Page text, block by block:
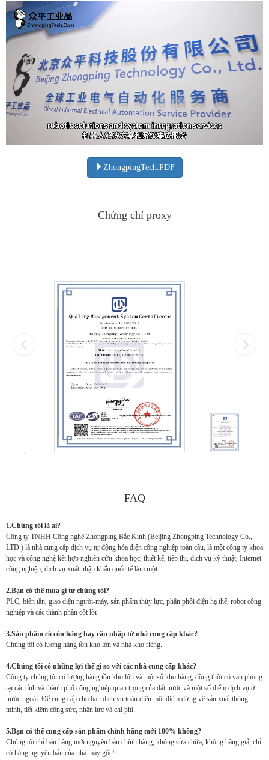
ZhongpingTech.PDF
Chứng chỉ proxy
FAQ
1.Chúng tôi là ai?
Công ty TNHH Công nghệ Zhongping Bắc Kinh (Beijing Zhongping Technology Co.,
LTD.) là nhà cung cấp dịch vụ tự động hóa điện công nghiệp toàn cầu, là một công ty khoa
học và công nghệ kết hợp nghiên cứu khoa học, thiết kế, tiếp thị, dịch vụ kỹ thuật, Internet
công nghiệp, dịch vụ xuất nhập khẩu quốc tế làm một.
2.Bạn có thể mua gì từ chúng tôi?
PLC, biến tần, giao diện người-máy, sản phẩm thủy lực, phân phối điện hạ thế, robot công
nghiệp và các thành phần cốt lõi
3.Sản phẩm có còn hàng hay cần nhập từ nhà cung cấp khác?
Chúng tôi có lượng hàng tồn kho lớn và nhà kho riêng.
4.Chúng tôi có những lợi thế gì so với các nhà cung cấp khác?
Công ty chúng tôi có lượng hàng tồn kho lớn và một số kho hàng, đồng thời có văn phòng
tại các tỉnh và thành phố công nghiệp quan trọng của đất nước và một số điểm dịch vụ ở
nước ngoài. Để cung cấp cho bạn dịch vụ toàn diện một điểm dừng về sản xuất thông
minh, tiết kiệm công sức, nhân lực và chi phí.
5.Bạn có thể cung cấp sản phẩm chính hãng mới 100% không?
Chúng tôi chỉ bán hàng mới nguyên bản chính hãng, không sửa chữa, không hàng giả, chỉ
có hàng nguyên bản của nhà máy gốc!